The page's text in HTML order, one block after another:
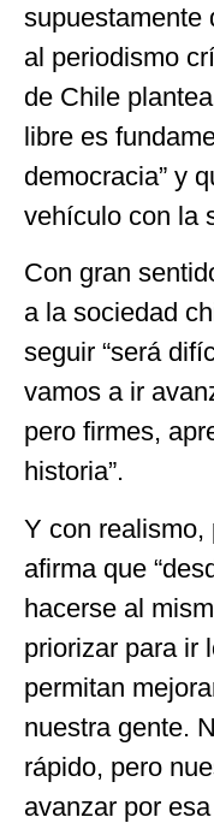
supuestamente
al periodismo
de Chile
libre es
democracia” y
vehículo con la
Con gran
a la sociedad
seguir “será
vamos a ir
pero firmes,
historia”.
Y con realismo,
afirma que
hacerse al
priorizar para ir
permitan
nuestra gente.
rápido, pero
avanzar por